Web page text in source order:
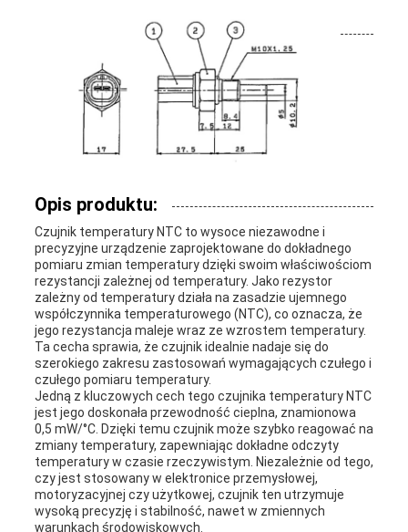
WYCENĘ
SHOW
SITEMAP
PRIVACY
POLICY
Opis produktu:
Czujnik temperatury NTC to wysoce niezawodne i
precyzyjne urządzenie zaprojektowane do dokładnego
pomiaru zmian temperatury dzięki swoim właściwościom
rezystancji zależnej od temperatury. Jako rezystor
zależny od temperatury działa na zasadzie ujemnego
współczynnika temperaturowego (NTC), co oznacza, że ​​
jego rezystancja maleje wraz ze wzrostem temperatury.
Ta cecha sprawia, że ​​czujnik idealnie nadaje się do
szerokiego zakresu zastosowań wymagających czułego i
czułego pomiaru temperatury.
Jedną z kluczowych cech tego czujnika temperatury NTC
jest jego doskonała przewodność cieplna, znamionowa
0,5 mW/°C. Dzięki temu czujnik może szybko reagować na
zmiany temperatury, zapewniając dokładne odczyty
temperatury w czasie rzeczywistym. Niezależnie od tego,
czy jest stosowany w elektronice przemysłowej,
motoryzacyjnej czy użytkowej, czujnik ten utrzymuje
wysoką precyzję i stabilność, nawet w zmiennych
warunkach środowiskowych.